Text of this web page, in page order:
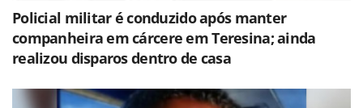
Policial militar é conduzido após manter
companheira em cárcere em Teresina; ainda
realizou disparos dentro de casa